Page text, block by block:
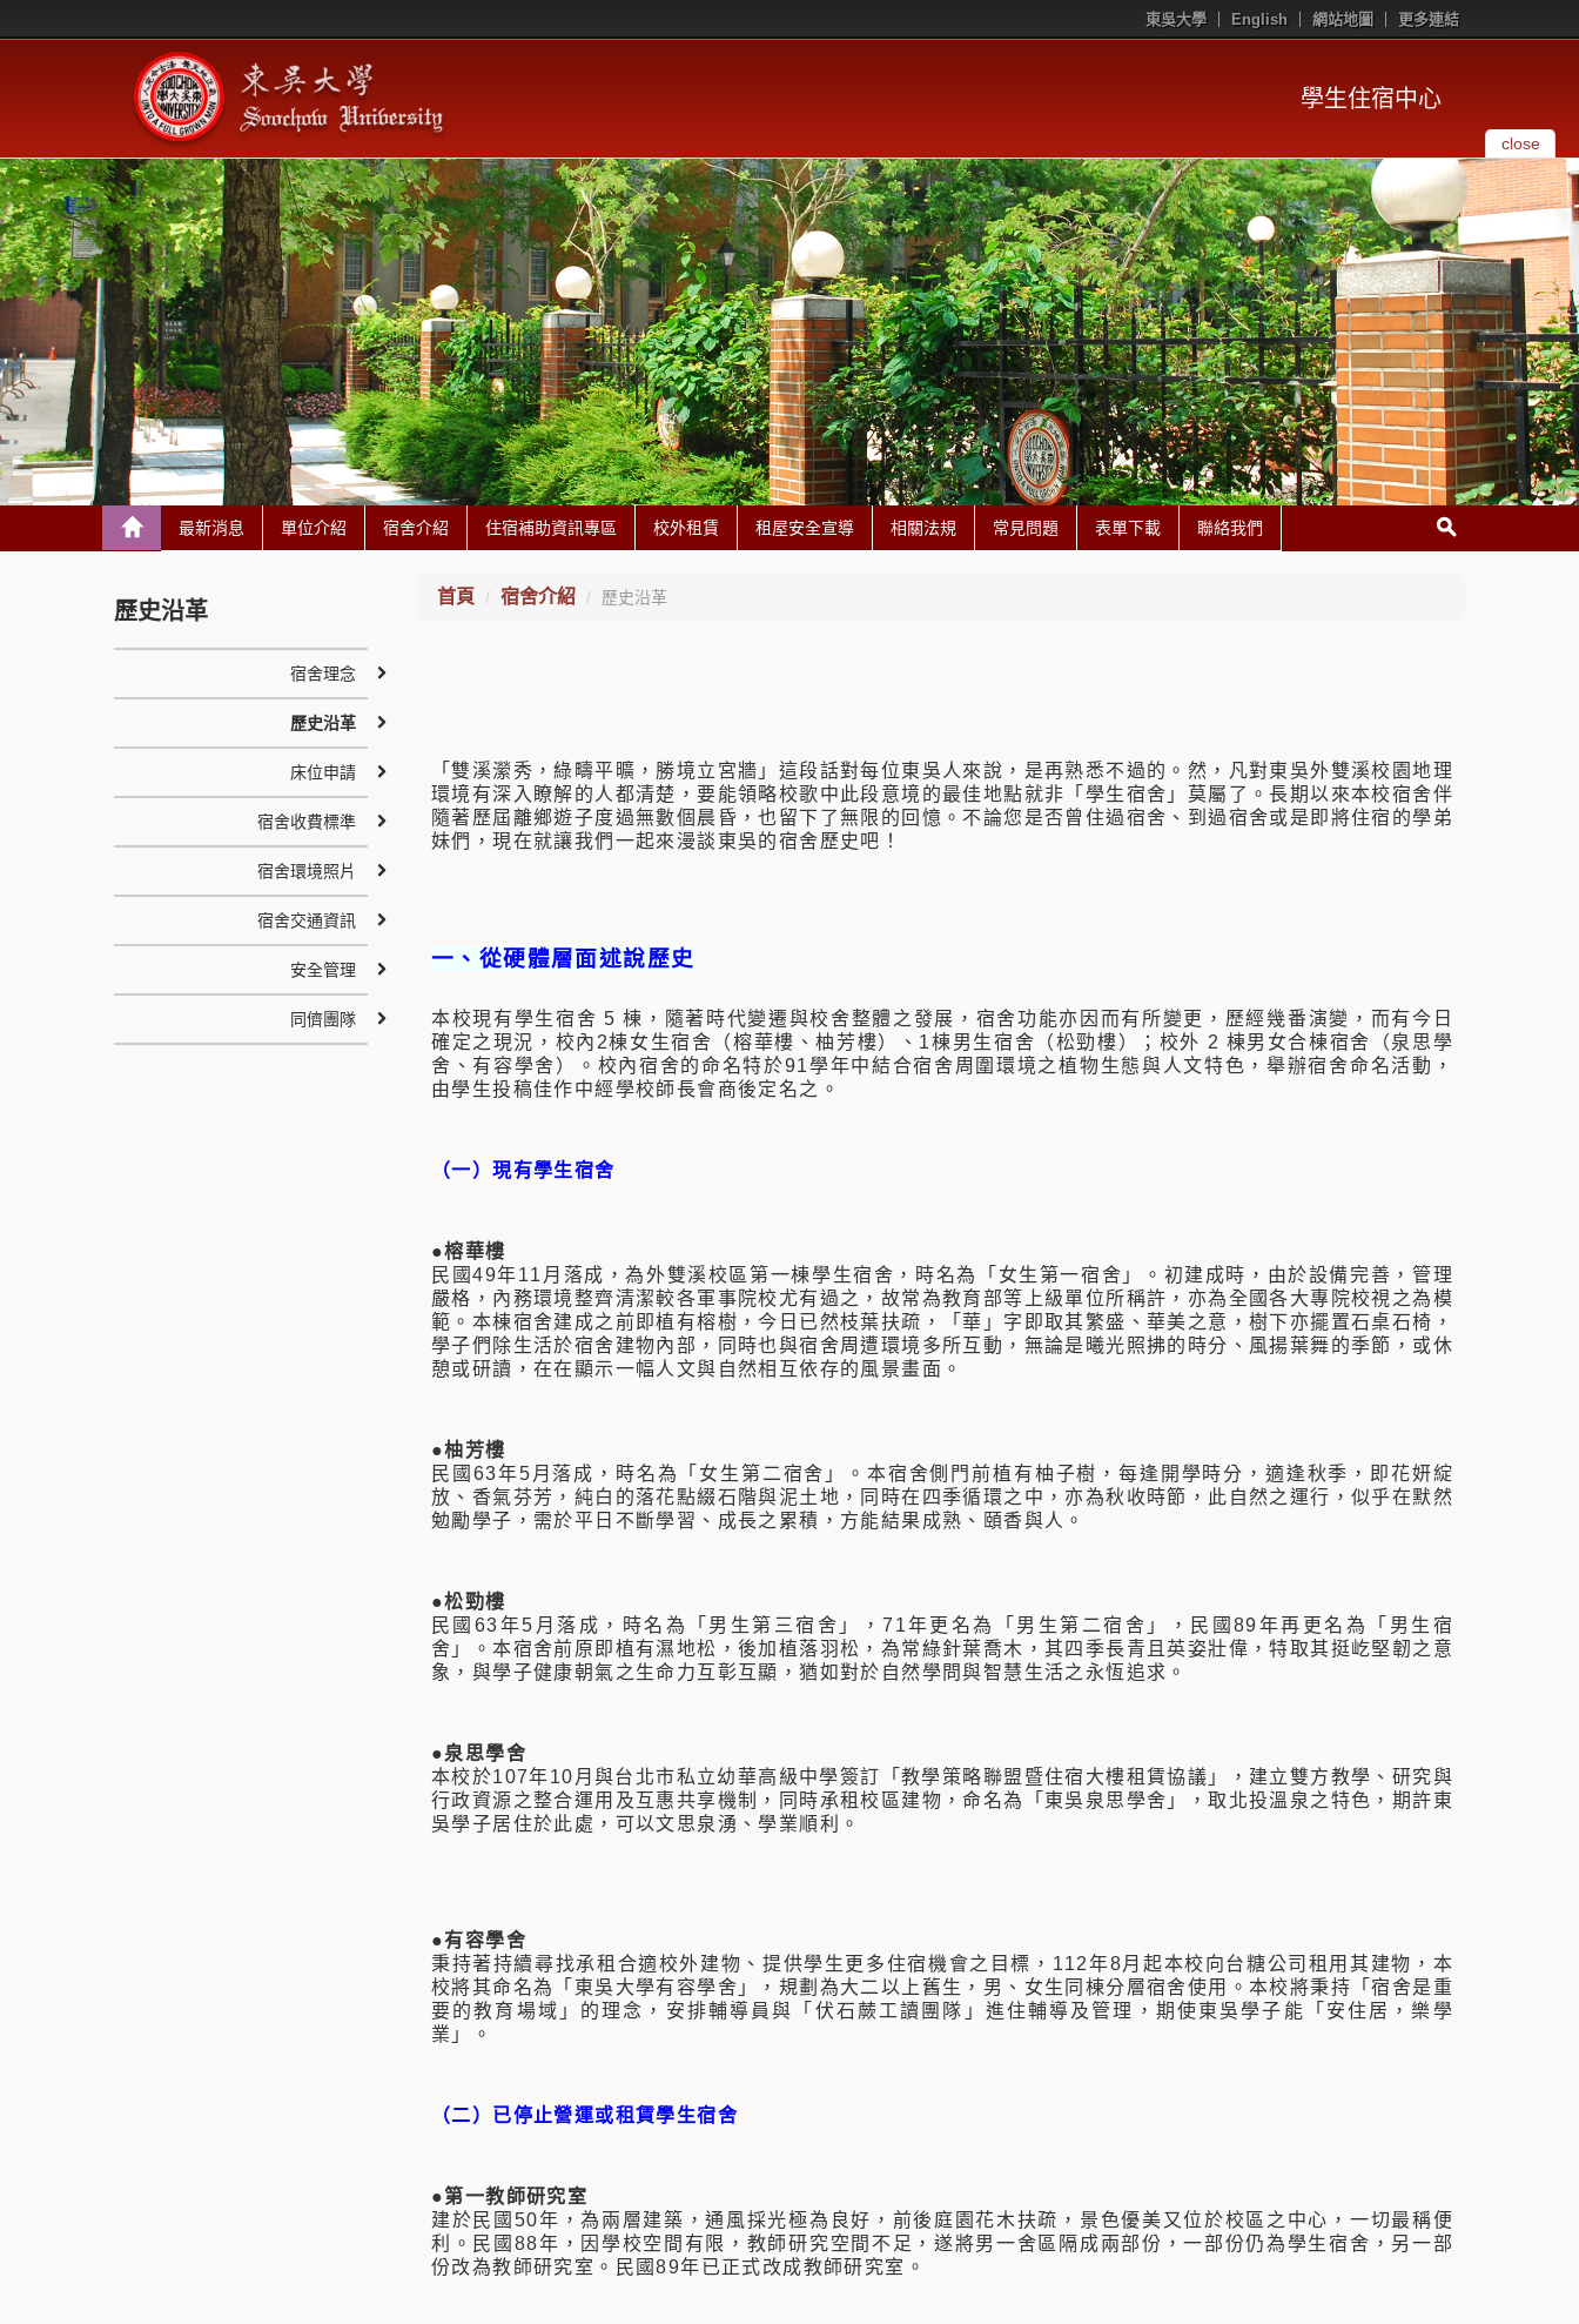
東吳大學 English 網站地圖 更多連結
學生住宿中心
close
最新消息 單位介紹 宿舍介紹 住宿補助資訊專區 校外租賃 租屋安全宣導 相關法規 常見問題 表單下載 聯絡我們
首頁 宿舍介紹 歷史沿革
「雙溪瀠秀，綠疇平曠，勝境立宮牆」這段話對每位東吳人來說，是再熟悉不過的。然，凡對東吳外雙溪校園地理
環境有深入瞭解的人都清楚，要能領略校歌中此段意境的最佳地點就非「學生宿舍」莫屬了。長期以來本校宿舍伴
隨著歷屆離鄉遊子度過無數個晨昏，也留下了無限的回憶。不論您是否曾住過宿舍、到過宿舍或是即將住宿的學弟
妹們，現在就讓我們一起來漫談東吳的宿舍歷史吧！
一、從硬體層面述說歷史
本校現有學生宿舍 5 棟，隨著時代變遷與校舍整體之發展，宿舍功能亦因而有所變更，歷經幾番演變，而有今日
確定之現況，校內2棟女生宿舍（榕華樓、柚芳樓）、1棟男生宿舍（松勁樓）；校外 2 棟男女合棟宿舍（泉思學
舍、有容學舍）。校內宿舍的命名特於91學年中結合宿舍周圍環境之植物生態與人文特色，舉辦宿舍命名活動，
由學生投稿佳作中經學校師長會商後定名之。
（一）現有學生宿舍
●榕華樓
民國49年11月落成，為外雙溪校區第一棟學生宿舍，時名為「女生第一宿舍」。初建成時，由於設備完善，管理
嚴格，內務環境整齊清潔較各軍事院校尤有過之，故常為教育部等上級單位所稱許，亦為全國各大專院校視之為模
範。本棟宿舍建成之前即植有榕樹，今日已然枝葉扶疏，「華」字即取其繁盛、華美之意，樹下亦擺置石桌石椅，
學子們除生活於宿舍建物內部，同時也與宿舍周遭環境多所互動，無論是曦光照拂的時分、風揚葉舞的季節，或休
憩或研讀，在在顯示一幅人文與自然相互依存的風景畫面。
●柚芳樓
民國63年5月落成，時名為「女生第二宿舍」。本宿舍側門前植有柚子樹，每逢開學時分，適逢秋季，即花妍綻
放、香氣芬芳，純白的落花點綴石階與泥土地，同時在四季循環之中，亦為秋收時節，此自然之運行，似乎在默然
勉勵學子，需於平日不斷學習、成長之累積，方能結果成熟、頤香與人。
●松勁樓
民國63年5月落成，時名為「男生第三宿舍」，71年更名為「男生第二宿舍」，民國89年再更名為「男生宿
舍」。本宿舍前原即植有濕地松，後加植落羽松，為常綠針葉喬木，其四季長青且英姿壯偉，特取其挺屹堅韌之意
象，與學子健康朝氣之生命力互彰互顯，猶如對於自然學問與智慧生活之永恆追求。
●泉思學舍
本校於107年10月與台北市私立幼華高級中學簽訂「教學策略聯盟暨住宿大樓租賃協議」，建立雙方教學、研究與
行政資源之整合運用及互惠共享機制，同時承租校區建物，命名為「東吳泉思學舍」，取北投溫泉之特色，期許東
吳學子居住於此處，可以文思泉湧、學業順利。
●有容學舍
秉持著持續尋找承租合適校外建物、提供學生更多住宿機會之目標，112年8月起本校向台糖公司租用其建物，本
校將其命名為「東吳大學有容學舍」，規劃為大二以上舊生，男、女生同棟分層宿舍使用。本校將秉持「宿舍是重
要的教育場域」的理念，安排輔導員與「伏石蕨工讀團隊」進住輔導及管理，期使東吳學子能「安住居，樂學
業」。
（二）已停止營運或租賃學生宿舍
●第一教師研究室
建於民國50年，為兩層建築，通風採光極為良好，前後庭園花木扶疏，景色優美又位於校區之中心，一切最稱便
利。民國88年，因學校空間有限，教師研究空間不足，遂將男一舍區隔成兩部份，一部份仍為學生宿舍，另一部
份改為教師研究室。民國89年已正式改成教師研究室。
歷史沿革
宿舍理念
歷史沿革
床位申請
宿舍收費標準
宿舍環境照片
宿舍交通資訊
安全管理
同儕團隊